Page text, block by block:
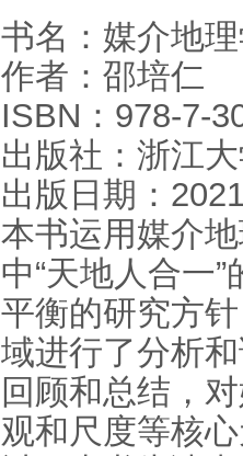
书名：媒介地
作者：邵培仁
ISBN：978-7-
出版社：浙江
出版日期：
本书运用媒介
中“天地人合一
平衡的研究方
域进行了分析
回顾和总结，
观和尺度等核